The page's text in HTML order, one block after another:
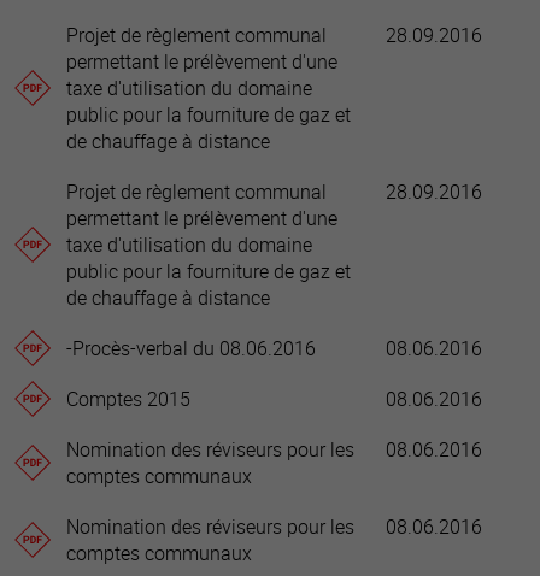
Projet de règlement communal
permettant le prélèvement d'une
taxe d'utilisation du domaine
public pour la fourniture de gaz et
de chauffage à distance
28.09.2016
Projet de règlement communal
permettant le prélèvement d'une
taxe d'utilisation du domaine
public pour la fourniture de gaz et
de chauffage à distance
28.09.2016
-Procès-verbal du 08.06.2016
08.06.2016
Comptes 2015
08.06.2016
Nomination des réviseurs pour les
comptes communaux
08.06.2016
Nomination des réviseurs pour les
comptes communaux
08.06.2016